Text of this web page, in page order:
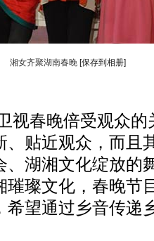
湘女齐聚湖南春晚 [保存到相册]
春晚倍受观众的
、贴近观众，而且
、湖湘文化绽放的
璀璨文化，春晚节
希望通过乡音传递